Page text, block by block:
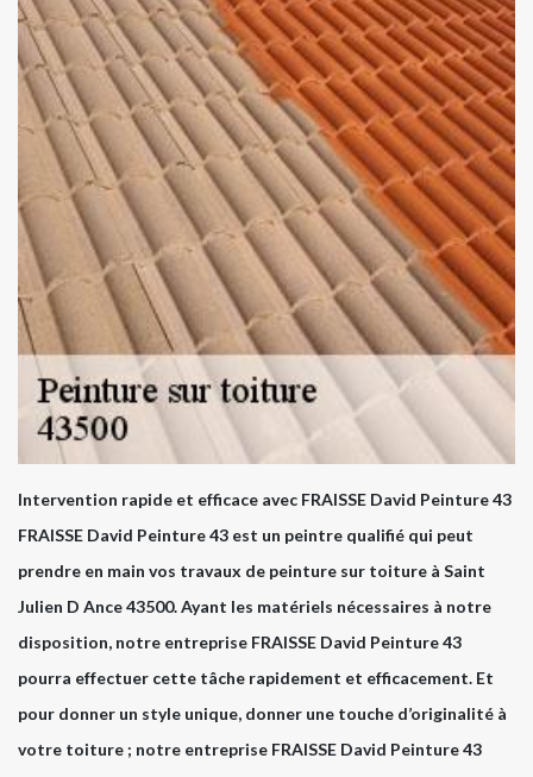
Intervention rapide et efficace avec FRAISSE David Peinture 43
FRAISSE David Peinture 43 est un peintre qualifié qui peut
prendre en main vos travaux de peinture sur toiture à Saint
Julien D Ance 43500. Ayant les matériels nécessaires à notre
disposition, notre entreprise FRAISSE David Peinture 43
pourra effectuer cette tâche rapidement et efficacement. Et
pour donner un style unique, donner une touche d’originalité à
votre toiture ; notre entreprise FRAISSE David Peinture 43